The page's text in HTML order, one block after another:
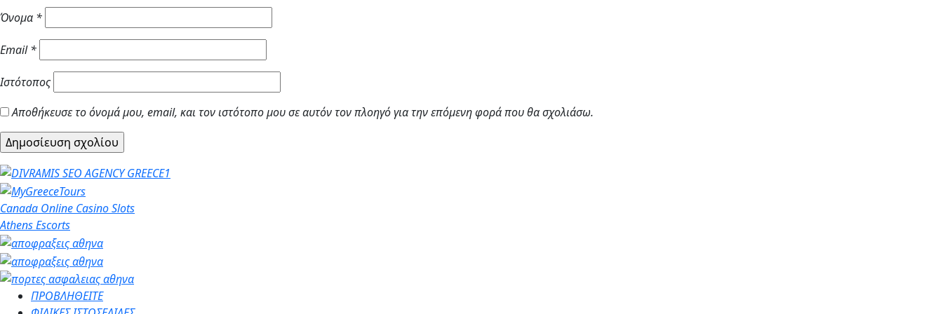
Όνομα *
Email*
Ιστότοπος
Αποθήκευσε το όνομά μου, email, και τον ιστότοπο μου σε αυτόν τον πλοηγό για την επόμενη φορά που θα σχολιάσω.
Canada Online Casino Slots
Athens Escorts
ΠΡΟΒΛΗΘΕΙΤΕ